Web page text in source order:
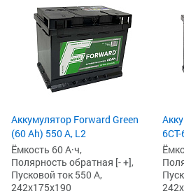
Аккумулятор Forward Green
(60 Ah) 550 А, L2
Ёмкость 60 А·ч,
Полярность обратная [- +],
Пусковой ток 550 А,
242x175x190